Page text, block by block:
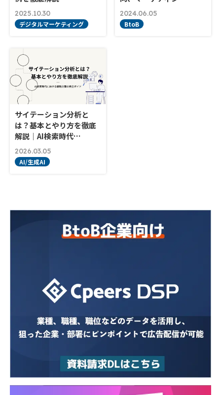
2025.10.30
デジタルマーケティング
2024.06.05
BtoB
サイテーション分析と
は？基本とやり方を徹底
解説｜AI検索時代…
2026.03.05
AI/生成AI